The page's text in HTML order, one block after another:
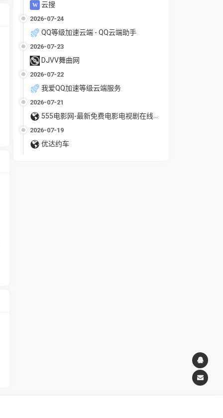
云搜
2026-07-24
QQ等级加速云端 - QQ云端助手
2026-07-23
DJVV舞曲网
2026-07-22
我爱QQ加速等级云端服务
2026-07-21
555电影网-最新免费电影电视剧在线观看
2026-07-19
优达约车